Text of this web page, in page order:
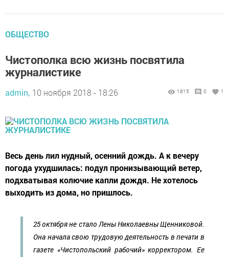
ОБЩЕСТВО
Чистополка всю жизнь посвятила
журналистике
admin, 10 ноября 2018 - 18:26 1815 0 1
Весь день лил нудный, осенний дождь. А к вечеру
погода ухудшилась: подул пронизывающий ветер,
подхватывая колючие капли дождя. Не хотелось
выходить из дома, но пришлось.
25 октября не стало Лены Николаевны Щенниковой.
Она начала свою трудовую деятельность в печати в
газете «Чистопольский рабочий» корректором. Ее